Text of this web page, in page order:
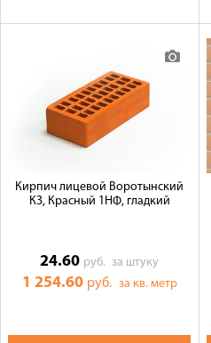
Кирпич лицевой Воротынский
КЗ, Красный 1НФ, гладкий
24.60 руб.за штуку
1 254.60 руб. за кв. метр